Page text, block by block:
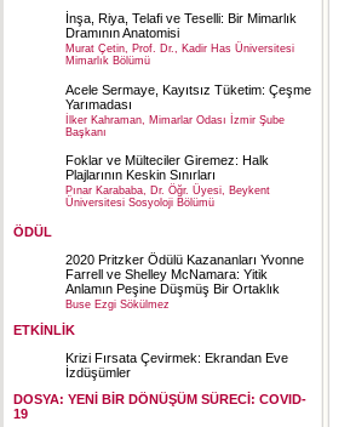
İnşa, Riya, Telafi ve Teselli: Bir Mimarlık
Dramının Anatomisi
Murat Çetin, Prof. Dr., Kadir Has Üniversitesi
Mimarlık Bölümü
Acele Sermaye, Kayıtsız Tüketim: Çeşme
Yarımadası
İlker Kahraman, Mimarlar Odası İzmir Şube
Başkanı
Foklar ve Mülteciler Giremez: Halk
Plajlarının Keskin Sınırları
Pınar Karababa, Dr. Öğr. Üyesi, Beykent
Üniversitesi Sosyoloji Bölümü
ÖDÜL
2020 Pritzker Ödülü Kazananları Yvonne
Farrell ve Shelley McNamara: Yitik
Anlamın Peşine Düşmüş Bir Ortaklık
Buse Ezgi Sökülmez
ETKİNLİK
Krizi Fırsata Çevirmek: Ekrandan Eve
İzdüşümler
DOSYA: YENİ BİR DÖNÜŞÜM SÜRECİ: COVID-
19